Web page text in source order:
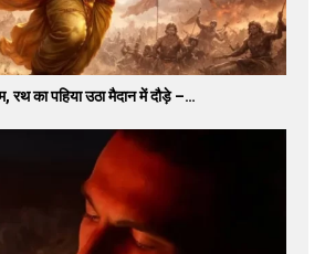
रथ का पहिया उठा मैदान में दौड़े –…